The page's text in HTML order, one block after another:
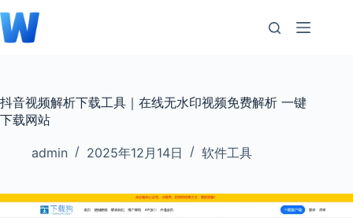
至
内
抖音视频解析下载工具｜在线无水印视频免费解析 一键
下载网站
admin 2025年12月14日 软件工具